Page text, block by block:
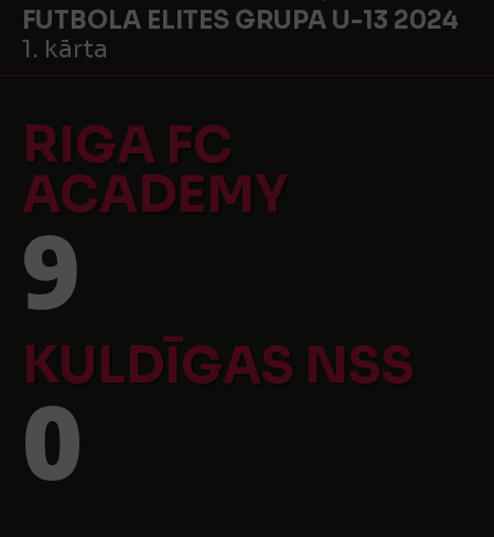
FUTBOLA ELITES GRUPA U-13 2024
1. kārta
RIGA FC
ACADEMY
9
KULDĪGAS NSS
0